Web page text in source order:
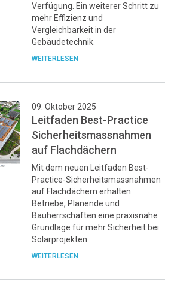
Verfügung. Ein weiterer Schritt zu
mehr Effizienz und
Vergleichbarkeit in der
Gebäudetechnik.
WEITERLESEN
09. Oktober 2025
Leitfaden Best-Practice
Sicherheitsmassnahmen
auf Flachdächern
Mit dem neuen Leitfaden Best-
Practice-Sicherheitsmassnahmen
auf Flachdächern erhalten
Betriebe, Planende und
Bauherrschaften eine praxisnahe
Grundlage für mehr Sicherheit bei
Solarprojekten.
WEITERLESEN